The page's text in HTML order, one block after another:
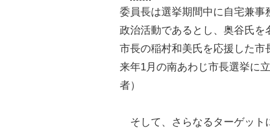
委員長は選挙期間中に自宅兼
政治活動であるとし、奥谷氏
市長の稲村和美氏を応援した市
来年1月の南あわじ市長選挙に
者）
そして、さらなるターゲット